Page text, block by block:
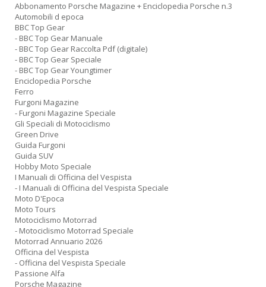
Abbonamento Porsche Magazine + Enciclopedia Porsche n.3
Automobili d epoca
BBC Top Gear
- BBC Top Gear Manuale
- BBC Top Gear Raccolta Pdf (digitale)
- BBC Top Gear Speciale
- BBC Top Gear Youngtimer
Enciclopedia Porsche
Ferro
Furgoni Magazine
- Furgoni Magazine Speciale
Gli Speciali di Motociclismo
Green Drive
Guida Furgoni
Guida SUV
Hobby Moto Speciale
I Manuali di Officina del Vespista
- I Manuali di Officina del Vespista Speciale
Moto D'Epoca
Moto Tours
Motociclismo Motorrad
- Motociclismo Motorrad Speciale
Motorrad Annuario 2026
Officina del Vespista
- Officina del Vespista Speciale
Passione Alfa
Porsche Magazine